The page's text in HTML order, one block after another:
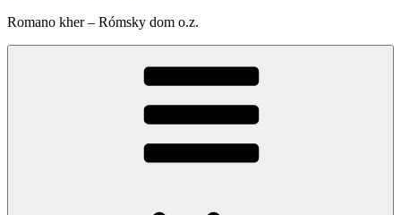
Romano kher – Rómsky dom o.z.